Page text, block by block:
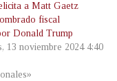
a Matt Gaetz
fiscal
Donald Trump
13 noviembre 2024 4:40